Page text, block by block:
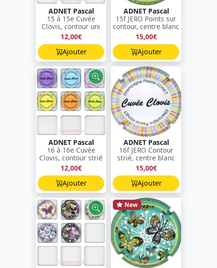
ADNET Pascal
15 à 15e Cuvée
Clovis, contour uni
12,00€
Ajouter
ADNET Pascal
15f JERO Points sur
contour, centre blanc
15,00€
Ajouter
ADNET Pascal
16 à 16e Cuvée
Clovis, contour strié
12,00€
Ajouter
ADNET Pascal
16f JERO Contour
strié, centre blanc
15,00€
Ajouter
New